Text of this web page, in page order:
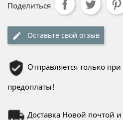
Поделиться
Оставьте свой отзыв
Отправляется только при
предоплаты!
Доставка Новой почтой